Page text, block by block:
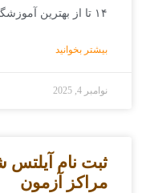
۱۴ تا از بهترین آموزشگاه زبان در شیراز را بشناسید!
بیشتر بخوانید
نوامبر 4, 2025
مراکز آزمون